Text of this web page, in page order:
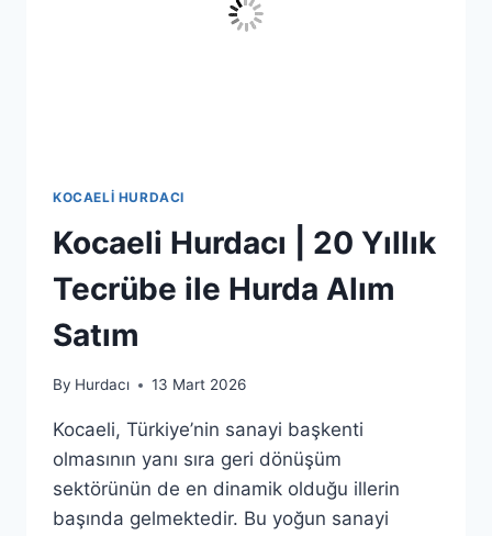
KOCAELI HURDACI
Kocaeli Hurdacı | 20 Yıllık
Tecrübe ile Hurda Alım
Satım
By Hurdacı 13 Mart 2026
Kocaeli, Türkiye’nin sanayi başkenti
olmasının yanı sıra geri dönüşüm
sektörünün de en dinamik olduğu illerin
başında gelmektedir. Bu yoğun sanayi